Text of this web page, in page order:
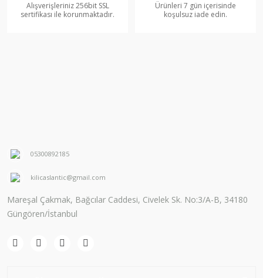
Alışverişleriniz 256bit SSL
sertifikası ile korunmaktadır.
Ürünleri 7 gün içerisinde
koşulsuz iade edin.
05300892185
kilicaslantic@gmail.com
Mareşal Çakmak, Bağcılar Caddesi, Civelek Sk. No:3/A-B, 34180
Güngören/İstanbul